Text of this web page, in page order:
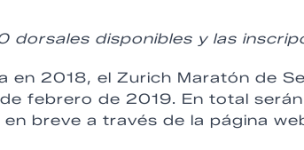
dorsales disponibles y las
en 2018, el Zurich Maratón de
febrero de 2019. En total
breve a través de la página